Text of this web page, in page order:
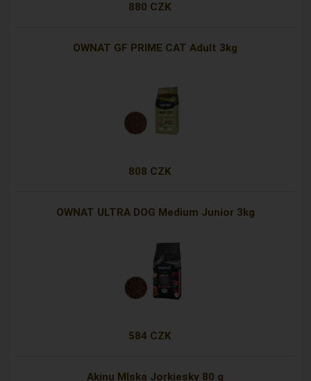
880 CZK
OWNAT GF PRIME CAT Adult 3kg
808 CZK
OWNAT ULTRA DOG Medium Junior 3kg
584 CZK
Akinu Mlska Jorkiesky 80 g